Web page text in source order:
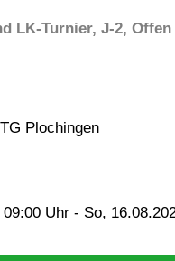
LK-Turnier, J-2,
Plochingen
09:00 Uhr - So,